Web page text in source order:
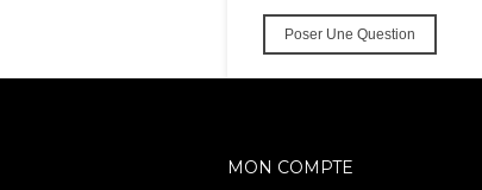
Poser Une Question
MON COMPTE